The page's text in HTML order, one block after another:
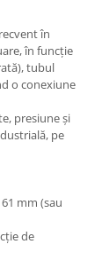
în
în funcție
tubul
o conexiune
presiune și
pe
mm (sau
de